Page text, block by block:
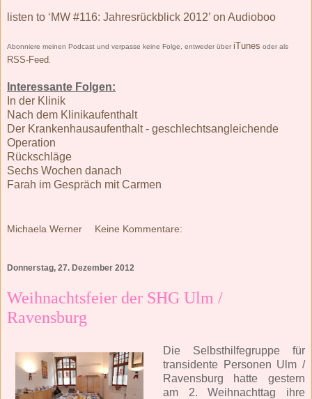
listen to ‘MW #116: Jahresrückblick 2012’ on Audioboo
Abonniere meinen Podcast und verpasse keine Folge, entweder über iTunes oder als
RSS-Feed.
Interessante Folgen:
In der Klinik
Nach dem Klinikaufenthalt
Der Krankenhausaufenthalt - geschlechtsangleichende
Operation
Rückschläge
Sechs Wochen danach
Farah im Gespräch mit Carmen
Michaela Werner Keine Kommentare:
Donnerstag, 27. Dezember 2012
Weihnachtsfeier der SHG Ulm /
Ravensburg
Die Selbsthilfegruppe für
transidente Personen Ulm /
Ravensburg hatte gestern
am 2. Weihnachttag ihre